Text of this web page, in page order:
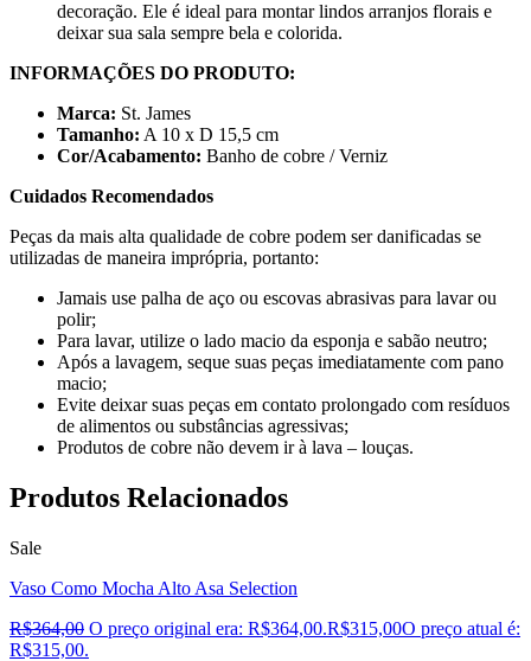
decoração. Ele é ideal para montar lindos arranjos florais e
deixar sua sala sempre bela e colorida.
INFORMAÇÕES DO PRODUTO:
Marca: St. James
Tamanho: A 10 x D 15,5 cm
Cor/Acabamento: Banho de cobre / Verniz
Cuidados Recomendados
Peças da mais alta qualidade de cobre podem ser danificadas se
utilizadas de maneira imprópria, portanto:
Jamais use palha de aço ou escovas abrasivas para lavar ou
polir;
Para lavar, utilize o lado macio da esponja e sabão neutro;
Após a lavagem, seque suas peças imediatamente com pano
macio;
Evite deixar suas peças em contato prolongado com resíduos
de alimentos ou substâncias agressivas;
Produtos de cobre não devem ir à lava – louças.
Produtos Relacionados
Sale
Vaso Como Mocha Alto Asa Selection
R$364,00 O preço original era: R$364,00.R$315,00O preço atual é:
R$315,00.